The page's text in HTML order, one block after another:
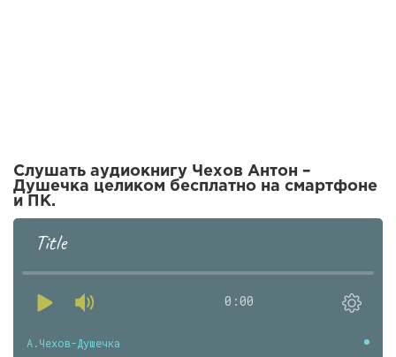
Слушать аудиокнигу Чехов Антон –
Душечка целиком бесплатно на смартфоне
и ПК.
Title
0:00
А.Чехов-Душечка